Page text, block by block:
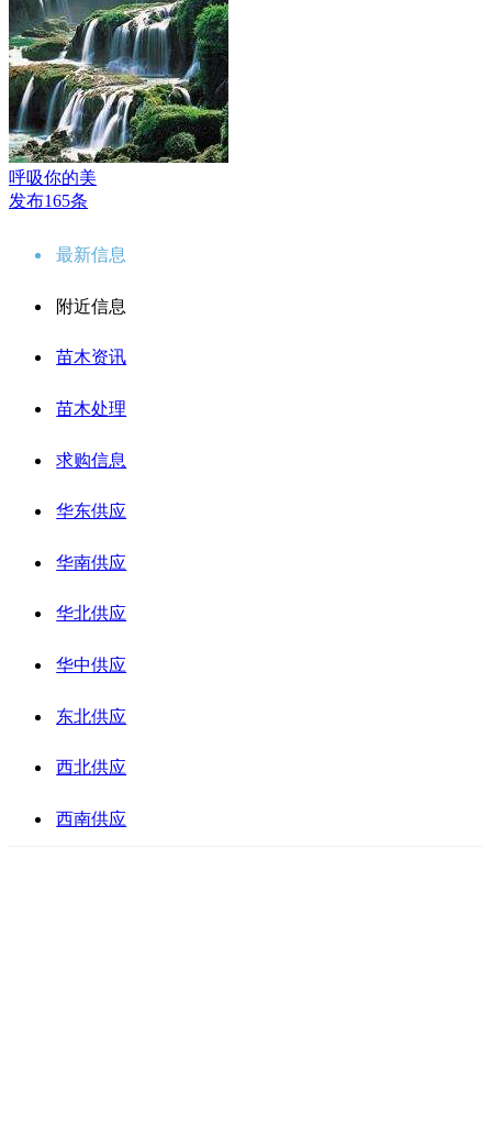
呼吸你的美
发布165条
最新信息
附近信息
苗木资讯
苗木处理
求购信息
华东供应
华南供应
华北供应
华中供应
东北供应
西北供应
西南供应